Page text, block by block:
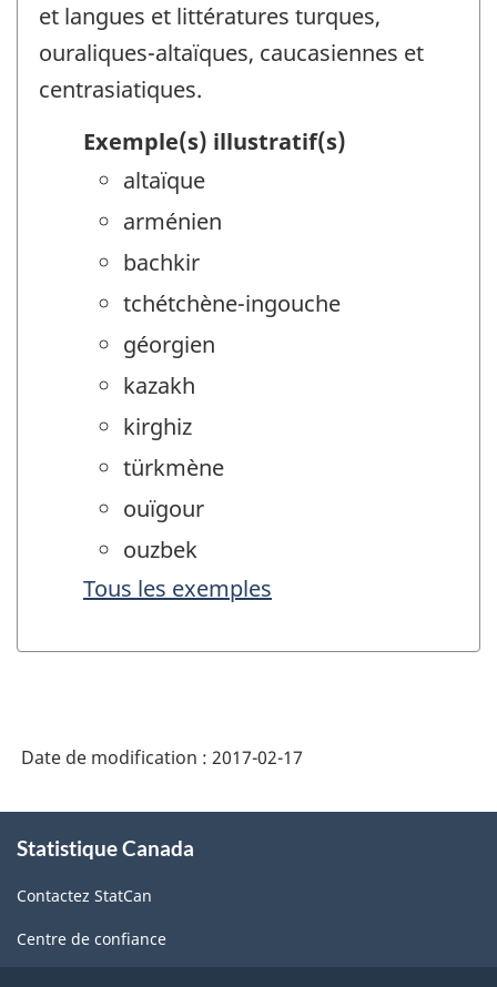
et langues et littératures turques,
ouraliques-altaïques, caucasiennes et
centrasiatiques.
Exemple(s) illustratif(s)
altaïque
arménien
bachkir
tchétchène-ingouche
géorgien
kazakh
kirghiz
türkmène
ouïgour
ouzbek
Tous les exemples
Date de modification : 2017-02-17
propos
ce
site
Statistique Canada
Contactez StatCan
Centre de confiance